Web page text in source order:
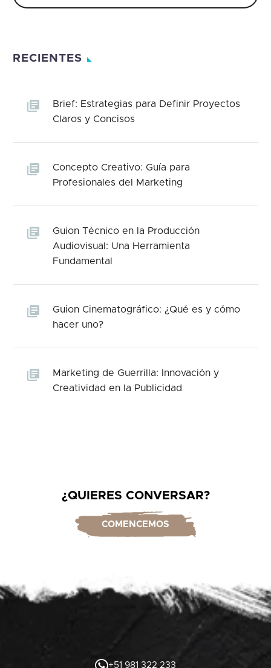
RECIENTES
Brief: Estrategias para Definir Proyectos
Claros y Concisos
Concepto Creativo: Guía para
Profesionales del Marketing
Guion Técnico en la Producción
Audiovisual: Una Herramienta
Fundamental
Guion Cinematográfico: ¿Qué es y cómo
hacer uno?
Marketing de Guerrilla: Innovación y
Creatividad en la Publicidad
¿QUIERES CONVERSAR?
COMENCEMOS
+51 981 322 233